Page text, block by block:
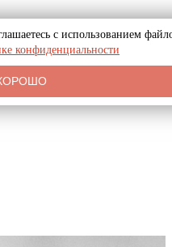
с использованием
конфиденциальности